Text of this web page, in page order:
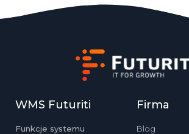
WMS Futuriti
Funkcje systemu
Firma
Blog